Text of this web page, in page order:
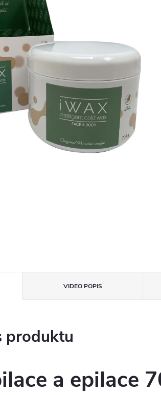
VIDEO POPIS
produktu
a epilace